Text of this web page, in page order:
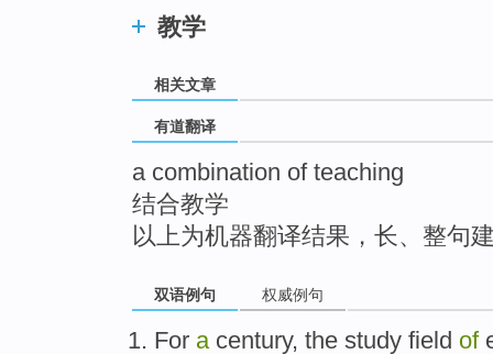
教学
相关文章
有道翻译
a combination of teaching
结合教学
以上为机器翻译结果，长、整句
双语例句 权威例句
For acentury, the study field of